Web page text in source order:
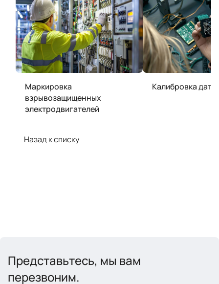
Маркировка
взрывозащищенных
электродвигателей
Калибровка
Назад к списку
Представьтесь, мы вам
перезвоним.